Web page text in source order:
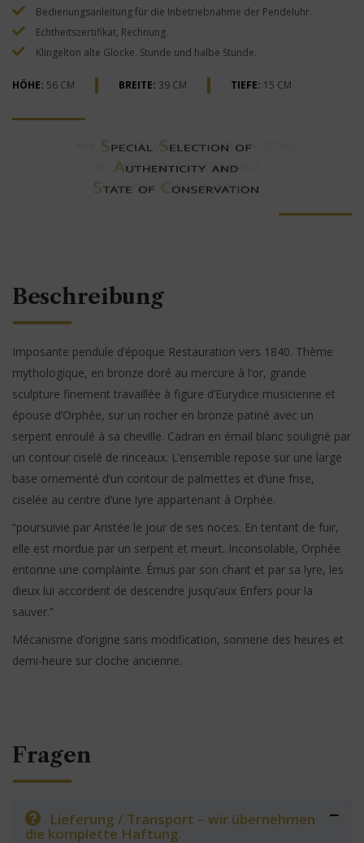
Bedienungsanleitung für die Inbetriebnahme der Pendeluhr.
Echtheitszertifikat, Rechnung.
Klingelton alte Glocke. Stunde und halbe Stunde.
HÖHE: 56 CM BREITE: 39 CM TIEFE: 15 CM
Beschreibung
Imposante pendule d’époque Restauration vers 1840. Thème
mythologique, en bronze doré au mercure à l’or, grande
sculpture finement travaillée à figure d’Eurydice musicienne et
épouse d’Orphée, sur un rocher en bronze patiné avec un
serpent enroulé à sa cheville. Cadran en émail blanc souligné par
un contour ciselé de rinceaux. L’ensemble repose sur une large
base ornementé d’un contour de palmettes et d’une frise,
ciselée au centre d’une lyre appartenant à Orphée.
“poursuivie par Aristée le jour de ses noces. En tentant de fuir,
elle est mordue par un serpent et meurt. Inconsolable, Orphée
entonne une complainte. Émus par son chant et par sa lyre, les
dieux lui accordent de descendre jusqu’aux Enfers pour la
sauver.”
Mécanisme d’origine sans modification, sonnerie des heures et
demi-heure sur cloche ancienne.
Fragen
Lieferung / Transport – wir übernehmen
die komplette Haftung.